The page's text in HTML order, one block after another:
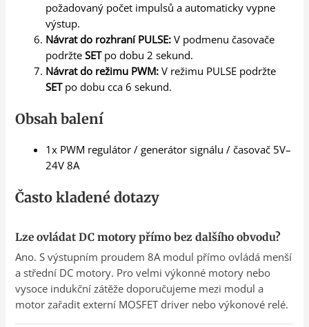
požadovaný počet impulsů a automaticky vypne
výstup.
Návrat do rozhraní PULSE: V podmenu časovače
podržteSETpo dobu 2 sekund.
Návrat do režimu PWM: V režimu PULSE podržte
SETpo dobu cca 6 sekund.
Obsah balení
1x PWM regulátor / generátor signálu / časovač 5V–
24V 8A
Často kladené dotazy
Lze ovládat DC motory přímo bez dalšího obvodu?
Ano. S výstupním proudem 8A modul přímo ovládá menší
a střední DC motory. Pro velmi výkonné motory nebo
vysoce indukční zátěže doporučujeme mezi modul a
motor zařadit externí MOSFET driver nebo výkonové relé.